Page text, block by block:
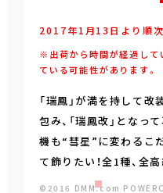
2017年1月13日より順
※出荷から時間が経過して
ている可能性があります。
「瑞鳳」が満を持して改
包み、「瑞鳳改」となっ
機も“彗星”に変わるこ
て飾りたい！全1種、全
©2016 DMM.com